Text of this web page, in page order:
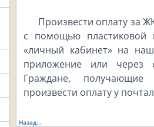
Произвести оплату за
с помощью пластиковой
«личный кабинет» на
приложение или через
Граждане,
произвести оплату у
Назад...